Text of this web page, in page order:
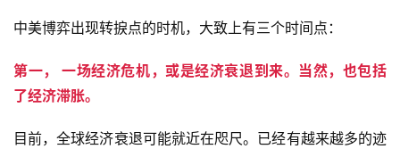
中美博弈出现转捩点的时机，大致上有三个时间点：
第一， 一场经济危机，或是经济衰退到来。当然，也包括
了经济滞胀。
目前，全球经济衰退可能就近在咫尺。已经有越来越多的迹